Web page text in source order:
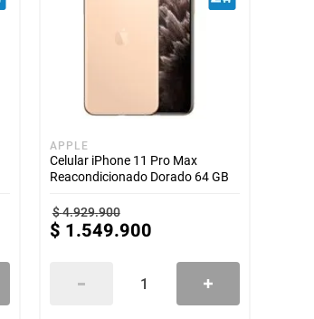
APPLE
Celular iPhone 11 Pro Max
Reacondicionado Dorado 64 GB
$4.929.900
$ 1.549.900